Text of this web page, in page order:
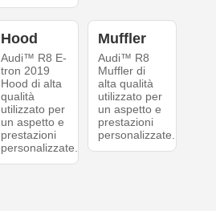
Hood
Audi™ R8 E-
tron 2019
Hood di alta
qualità
utilizzato per
un aspetto e
prestazioni
personalizzate.
Muffler
Audi™ R8
Muffler di
alta qualità
utilizzato per
un aspetto e
prestazioni
personalizzate.